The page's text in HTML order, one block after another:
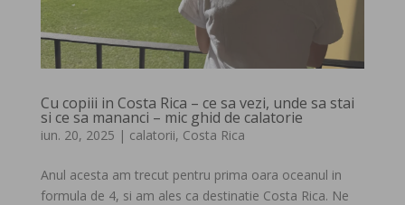
Cu copiii in Costa Rica – ce sa vezi, unde sa stai
si ce sa mananci – mic ghid de calatorie
iun. 20, 2025 | calatorii, Costa Rica
Anul acesta am trecut pentru prima oara oceanul in
formula de 4, si am ales ca destinatie Costa Rica. Ne